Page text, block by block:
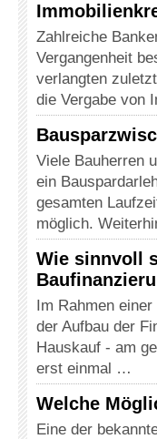
Zahlreiche
Vergangenheit
verlangten
die Vergabe von
Viele Bauherren
ein
gesamten
möglich.
Wie sinnvoll
Im Rahmen
der Aufbau der
Hauskauf - am
erst einmal …
Welche
Eine der